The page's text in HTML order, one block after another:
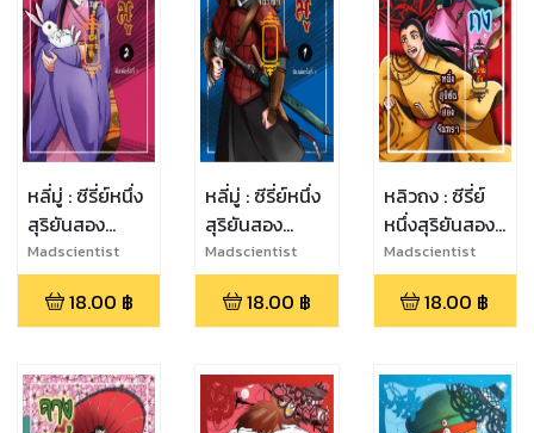
หลี่มู่ : ซีรี่ย์หนึ่ง
สุริยันสอง
จันทรา [ภาค
ความรัก] เล่ม 2
Madscientist
18.00 ฿
หลี่มู่ : ซีรี่ย์หนึ่ง
สุริยันสอง
จันทรา [ภาค
ความรัก] เล่ม 1
Madscientist
18.00 ฿
หลิวถง : ซีรี่ย์
หนึ่งสุริยันสอง
จันทรา [ภาค
ความรัก]
Madscientist
18.00 ฿